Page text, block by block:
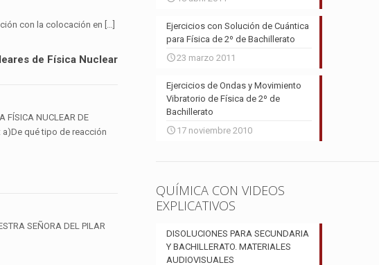
con la colocación en […]
de Física Nuclear
FÍSICA NUCLEAR DE
a)De qué tipo de reacción
SEÑORA DEL PILAR
Ejercicios con Solución de Cuántica
para Física de 2º de Bachillerato
23 marzo 2011
Ejercicios de Ondas y Movimiento
Vibratorio de Física de 2º de
Bachillerato
17 noviembre 2010
QUÍMICA CON VIDEOS
EXPLICATIVOS
DISOLUCIONES PARA SECUNDARIA
Y BACHILLERATO. MATERIALES
AUDIOVISUALES